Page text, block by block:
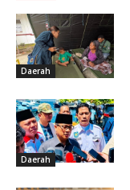
Daerah
Daerah